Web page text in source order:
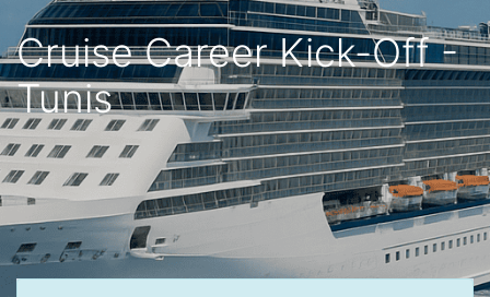
Cruise Career Kick-Off -
Tunis